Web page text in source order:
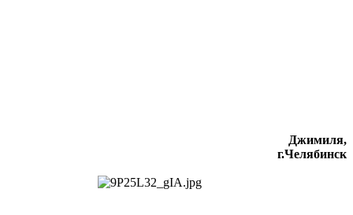
Джимиля,
г.Челябинск